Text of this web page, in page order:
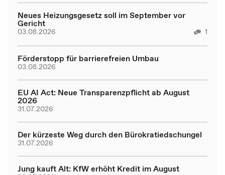
Neues Heizungsgesetz soll im September vor
Gericht
03.08.2026 1
Förderstopp für barrierefreien Umbau
03.08.2026
EU AI Act: Neue Transparenzpflicht ab August
2026
31.07.2026
Der kürzeste Weg durch den Bürokratiedschungel
31.07.2026
Jung kauft Alt: KfW erhöht Kredit im August